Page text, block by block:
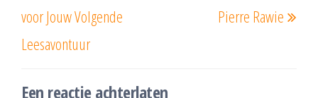
voor Jouw Volgende
Leesavontuur
Pierre Rawie
Een reactie achterlaten